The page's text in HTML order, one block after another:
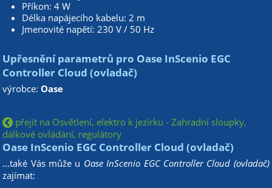
Příkon: 4 W
Délka napájecího kabelu: 2 m
Jmenovité napětí: 230 V / 50 Hz
Upřesnění parametrů pro Oase InScenio EGC
Controller Cloud (ovladač)
výrobce:Oase
přejít na Osvětlení, elektro k jezírku - Zahradní sloupky,
dálkové ovládání, regulátory
Oase InScenio EGC Controller Cloud (ovladač)
...také Vás může u Oase InScenio EGC Controller Cloud (ovladač)
zajímat: